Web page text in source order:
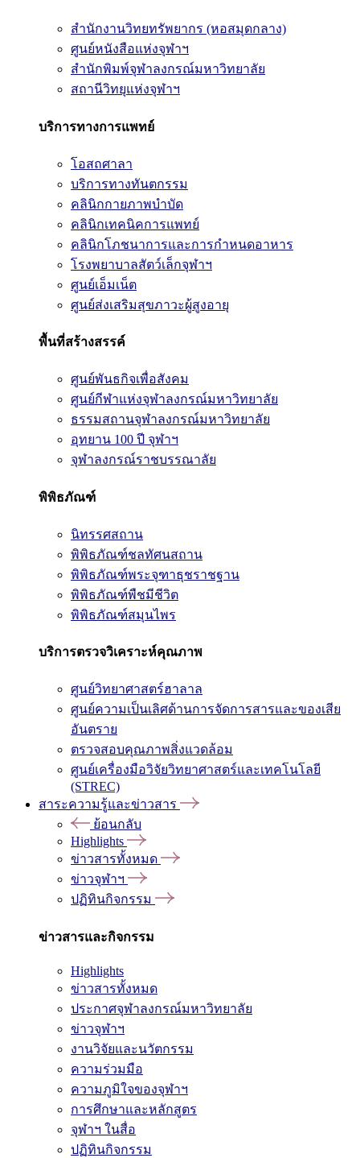
สำนักงานวิทยทรัพยากร (หอสมุดกลาง)
ศูนย์หนังสือแห่งจุฬาฯ
สำนักพิมพ์จุฬาลงกรณ์มหาวิทยาลัย
สถานีวิทยุแห่งจุฬาฯ
บริการทางการแพทย์
โอสถศาลา
บริการทางทันตกรรม
คลินิกกายภาพบำบัด
คลินิกเทคนิคการแพทย์
คลินิกโภชนาการและการกำหนดอาหาร
โรงพยาบาลสัตว์เล็กจุฬาฯ
ศูนย์เอ็มเน็ต
ศูนย์ส่งเสริมสุขภาวะผู้สูงอายุ
พื้นที่สร้างสรรค์
ศูนย์พันธกิจเพื่อสังคม
ศูนย์กีฬาแห่งจุฬาลงกรณ์มหาวิทยาลัย
ธรรมสถานจุฬาลงกรณ์มหาวิทยาลัย
อุทยาน 100 ปี จุฬาฯ
จุฬาลงกรณ์ราชบรรณาลัย
พิพิธภัณฑ์
นิทรรศสถาน
พิพิธภัณฑ์ชลทัศนสถาน
พิพิธภัณฑ์พระจุฑาธุชราชฐาน
พิพิธภัณฑ์พืชมีชีวิต
พิพิธภัณฑ์สมุนไพร
บริการตรวจวิเคราะห์คุณภาพ
ศูนย์วิทยาศาสตร์ฮาลาล
ศูนย์ความเป็นเลิศด้านการจัดการสารและของเสีย
อันตราย
ตรวจสอบคุณภาพสิ่งแวดล้อม
ศูนย์เครื่องมือวิจัยวิทยาศาสตร์และเทคโนโลยี
(STREC)
สาระความรู้และข่าวสาร
ย้อนกลับ
Highlights
ข่าวสารทั้งหมด
ข่าวจุฬาฯ
ปฏิทินกิจกรรม
ข่าวสารและกิจกรรม
Highlights
ข่าวสารทั้งหมด
ประกาศจุฬาลงกรณ์มหาวิทยาลัย
ข่าวจุฬาฯ
งานวิจัยและนวัตกรรม
ความร่วมมือ
ความภูมิใจของจุฬาฯ
การศึกษาและหลักสูตร
จุฬาฯ ในสื่อ
ปฏิทินกิจกรรม